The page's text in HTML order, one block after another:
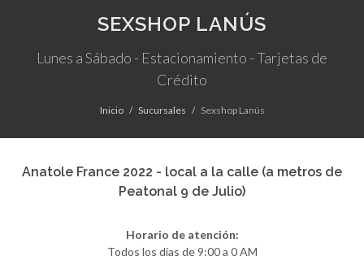
SEXSHOP LANÚS
Lunes a Sábado - Estacionamiento - Tarjetas de
Crédito
Inicio Sucursales Sexshop Lanús
Anatole France 2022 - local a la calle (a metros de
Peatonal 9 de Julio)
Horario de atención:
Todos los días de 9:00 a 0 AM